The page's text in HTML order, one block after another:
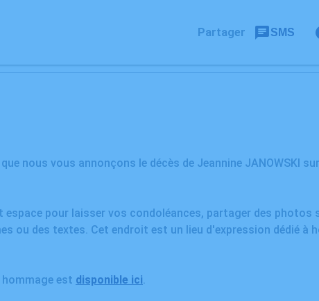
Partager SMS
nous vous annonçons le décès de Jeannine JANOWSKI
pour laisser vos condoléances, partager des photos
ou des textes. Cet endroit est un lieu d'expression dédié à
hommage est disponible ici.